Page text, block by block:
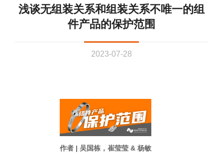
浅谈无组装关系和组装关系不唯一的组
件产品的保护范围
2023-07-28
作者 | 吴国栋，崔莹莹 & 杨敏